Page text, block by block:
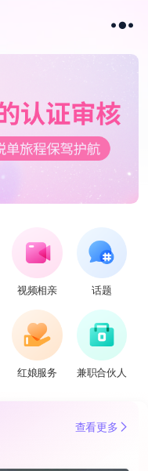
视频相亲 话题
红娘服务 兼职合伙人
查看更多